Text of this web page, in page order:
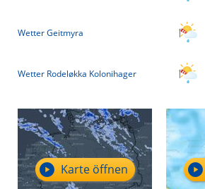
Wetter Geitmyra
Wetter Rodeløkka Kolonihager
Karte öffnen